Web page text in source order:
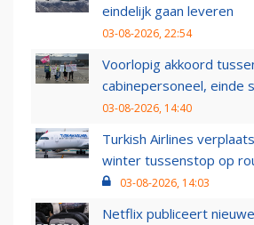
eindelijk gaan leveren
03-08-2026, 22:54
Voorlopig akkoord
cabinepersoneel, einde
03-08-2026, 14:40
Turkish Airlines
winter tussenstop op
03-08-2026, 14:03
Netflix publiceert